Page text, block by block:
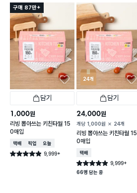
구매 87만+
담기
1,000원
리빙 뽑아쓰는 키친타월 15
0매입
택배배송매장픽업오늘배송
별점 4.9점 9,999+
건 작성
24개
담기
24,000원
개당 1,000원 24개
리빙 뽑아쓰는 키친타월 15
0매입
택배배송
별점 4.9점 9,999+
건 작성
66명 담는 중